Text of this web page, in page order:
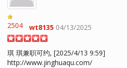
2504 wt8135 04/13/2025
琪 琪兼职可约, [2025/4/13 9:59]
http://www.jinghuaqu.com/